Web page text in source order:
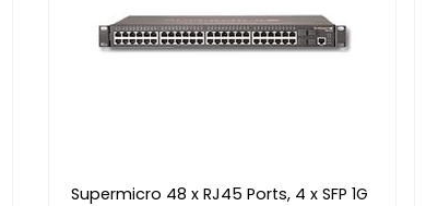
Supermicro 48 x RJ45 Ports, 4 x SFP 1G